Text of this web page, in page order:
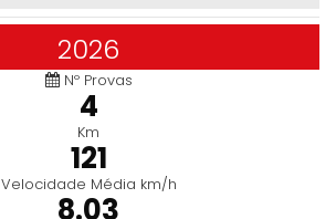
2026
Nº Provas
4
Km
121
Velocidade Média km/h
8.03